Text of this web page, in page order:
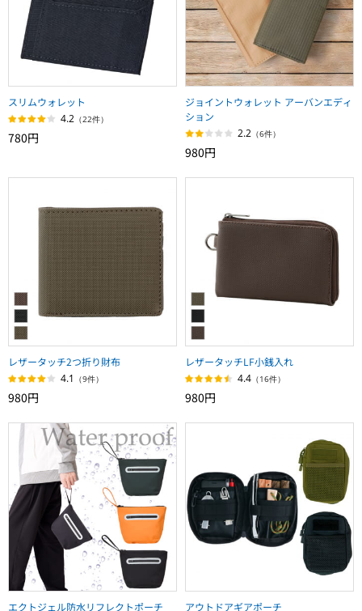
スリムウォレット
4.2 （22件）
780円
ジョイントウォレット アーバンエディ
ション
2.2 （6件）
980円
レザータッチ2つ折り財布
4.1 （9件）
980円
レザータッチLF小銭入れ
4.4 （16件）
980円
エクトジェル防水リフレクトポーチ アウトドアギアポーチ